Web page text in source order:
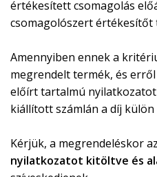
értékesített csomagolás
csomagolószert értékesítőt
Amennyiben ennek a
megrendelt termék, és
előírt tartalmú
kiállított számlán a díj
Kérjük, a megrendeléskor
nyilatkozatot kitöltve és